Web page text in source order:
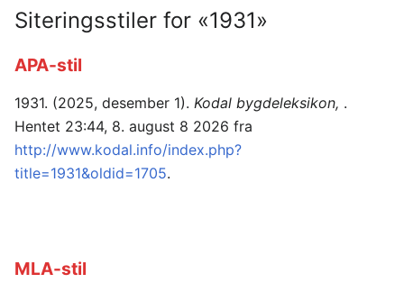
Siteringsstiler for «1931»
APA-stil
1931. (2025, desember 1). Kodal bygdeleksikon, .
Hentet 23:44, 8. august 8 2026 fra
http://www.kodal.info/index.php?
title=1931&oldid=1705.
MLA-stil